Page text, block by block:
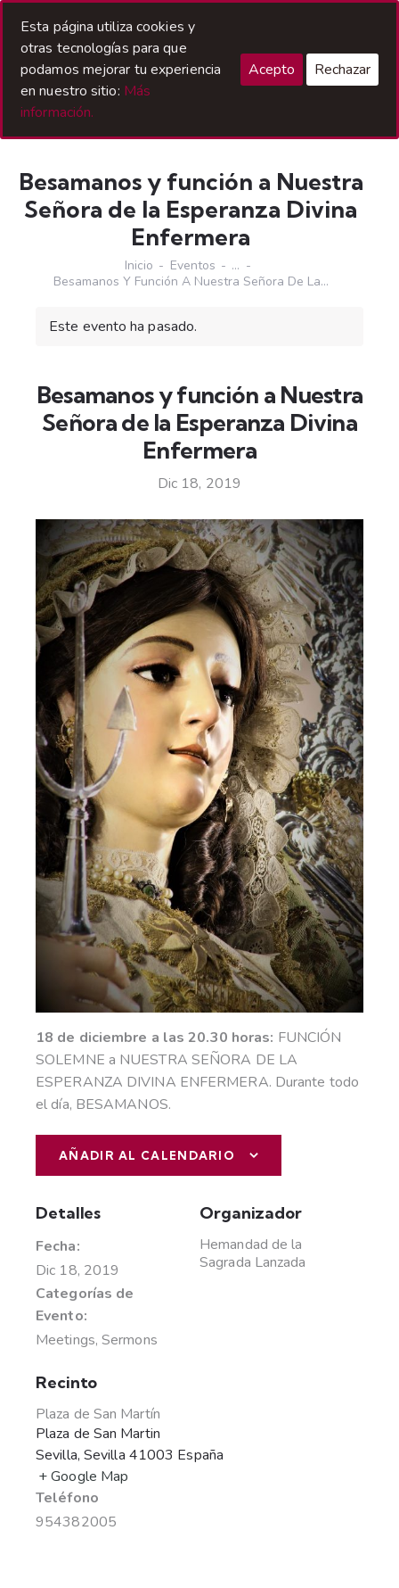
Besamanos y función a Nuestra
Señora de la Esperanza Divina
Enfermera
Inicio Eventos
...
Besamanos Y Función A Nuestra Señora De La...
Este evento ha pasado.
Besamanos y función a Nuestra
Señora de la Esperanza Divina
Enfermera
Dic 18, 2019
18 de diciembre a las 20.30 horas: FUNCIÓN
SOLEMNE a NUESTRA SEÑORA DE LA
ESPERANZA DIVINA ENFERMERA. Durante todo
el día, BESAMANOS.
AÑADIR AL CALENDARIO
Detalles
Fecha:
Dic 18, 2019
Categorías de
Evento:
Meetings,Sermons
Organizador
Hemandad de la
Sagrada Lanzada
Recinto
Plaza de San Martín
Plaza de San Martin
Sevilla, Sevilla 41003 España
+ Google Map
Teléfono
954382005
Esta página utiliza cookies y
otras tecnologías para que
podamos mejorar tu experiencia
en nuestro sitio: Más
información.
Acepto Rechazar